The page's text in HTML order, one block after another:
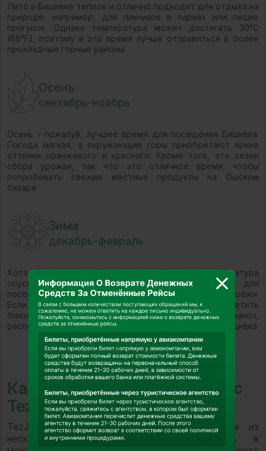
Лето в Бишкеке теплое и отлично подходит для отдыха на
природе, например, для пикников в парках или пеших
прогулок. Однако температура может достигать 30°C
(86°F), поэтому в это время лучше отправиться в более
прохладные горные районы.
Осень
сентябрь-ноябрь
Осень - пожалуй, лучшее время для посещения Бишкека.
Погода мягкая, а окружающие горы приобретают яркие
оттенки оранжевого и красного. Кроме того, это сезон
сбора урожая, так что это отличное время, чтобы
попробовать свежие местные продукты на Ошском
базаре.
Зима
декабрь-февраль
Хотя зима может быть холодной, когда температура
опускается ниже нуля, это прекрасное время для
посещения города, если вам нравятся снежные пейзажи.
Если вы любите зимние виды спорта, вы можете посетить
близлежащие горнолыжные курорты, такие как Каракол,
расположенный всего в нескольких часах езды от Бишкека.
Как добраться до Бишкека с
TezJet
TezJet предлагает прямые рейсы в Бишкек из
нескольких пунктов назначения. Прибыв в